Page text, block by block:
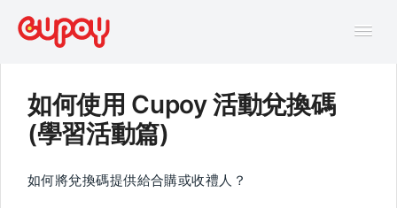
幫助中心
如何使用 Cupoy 活動兌換碼
(學習活動篇)
如何將兌換碼提供給合購或收禮人？